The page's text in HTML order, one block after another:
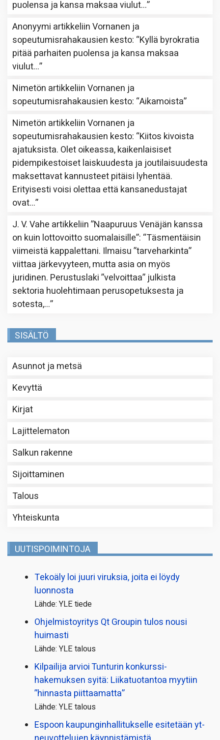
puolensa ja kansa maksaa viulut…”
Anonyymi artikkeliinVornanen ja
sopeutumisrahakausien kesto: “Kyllä byrokratia
pitää parhaiten puolensa ja kansa maksaa
viulut…”
Nimetön artikkeliinVornanen ja
sopeutumisrahakausien kesto: “Aikamoista”
Nimetön artikkeliinVornanen ja
sopeutumisrahakausien kesto: “Kiitos kivoista
ajatuksista. Olet oikeassa, kaikenlaisiset
pidempikestoiset laiskuudesta ja joutilaisuudesta
maksettavat kannusteet pitäisi lyhentää.
Erityisesti voisi olettaa että kansanedustajat
ovat…”
J. V. Vahe artikkeliin”Naapuruus Venäjän kanssa
on kuin lottovoitto suomalaisille”: “Täsmentäisin
viimeistä kappalettani. Ilmaisu ”tarveharkinta”
viittaa järkevyyteen, mutta asia on myös
juridinen. Perustuslaki ”velvoittaa” julkista
sektoria huolehtimaan perusopetuksesta ja
sotesta,…”
SISÄLTÖ
Asunnot ja metsä
Kevyttä
Kirjat
Lajittelematon
Salkun rakenne
Sijoittaminen
Talous
Yhteiskunta
UUTISPOIMINTOJA
Tekoäly loi juuri viruksia, joita ei löydy
luonnosta
Lähde: YLE tiede
Ohjelmistoyritys Qt Groupin tulos nousi
huimasti
Lähde: YLE talous
Kilpailija arvioi Tunturin konkurssi­
hakemuksen syitä: Liikatuotantoa myytiin
”hinnasta piittaamatta”
Lähde: YLE talous
Espoon kaupungin­hallitukselle esitetään yt-